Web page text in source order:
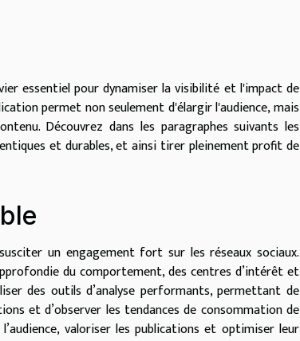
essentiel pour dynamiser la visibilité et l'impact de
permet non seulement d'élargir l'audience, mais
Découvrez dans les paragraphes suivants les
et durables, et ainsi tirer pleinement profit de
un engagement fort sur les réseaux sociaux.
du comportement, des centres d’intérêt et
des outils d’analyse performants, permettant de
et d’observer les tendances de consommation de
valoriser les publications et optimiser leur